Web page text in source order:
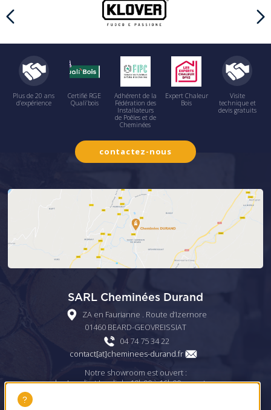
Plus de 20 ans
d’expérience
Certifié RGE
Quali’bois
Adhérent de la
Fédération des
Installateurs
de Poêles et de
Cheminées
Expert Chaleur
Bois
Visite
technique et
devis gratuits
contactez-nous
SARL Cheminées Durand
ZA en Faurianne . Route d’Izernore
01460 BEARD-GEOVREISSIAT
04 74 75 34 22
rf.dnarud-seenimehc[ta]tcatnoc
Notre showroom est ouvert :
- les Lundi et Jeudi de 10h00 à 16h00 non-stop ;